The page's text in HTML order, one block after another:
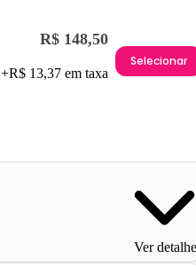
R$ 148,50
+R$ 13,37 em taxa
Selecionar
Ver